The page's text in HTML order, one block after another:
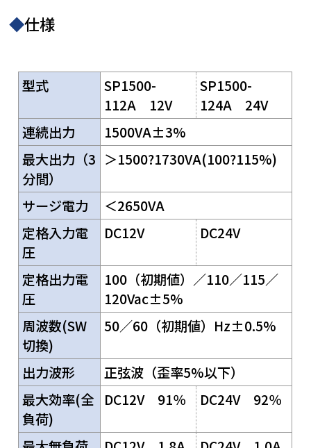
◆仕様
型式
SP1500-
112A 12V
SP1500-
124A 24V
連続出力
1500VA±3%
最大出力（3
分間）
＞1500?1730VA(100?115%)
サージ電力
＜2650VA
定格入力電
圧
DC12V DC24V
定格出力電
圧
100（初期値）／110／115／
120Vac±5%
周波数(SW
切換)
50／60（初期値）Hz±0.5%
出力波形
正弦波（歪率5%以下）
最大効率(全
負荷)
DC12V 91％ DC24V 92％